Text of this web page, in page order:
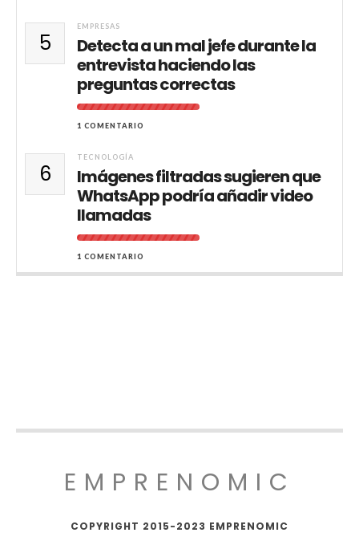
5
EMPRESAS
Detecta a un mal jefe durante la
entrevista haciendo las
preguntas correctas
1 COMENTARIO
6
TECNOLOGÍA
Imágenes filtradas sugieren que
WhatsApp podría añadir video
llamadas
1 COMENTARIO
EMPRENOMIC
COPYRIGHT 2015-2023 EMPRENOMIC